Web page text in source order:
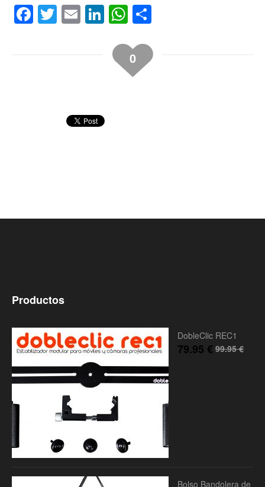
Facebook
Twitter
EmailLinkedIn
WhatsApp
0
Productos
DobleClic REC1
99.95€
79.95 €
Bolso Bandolera de